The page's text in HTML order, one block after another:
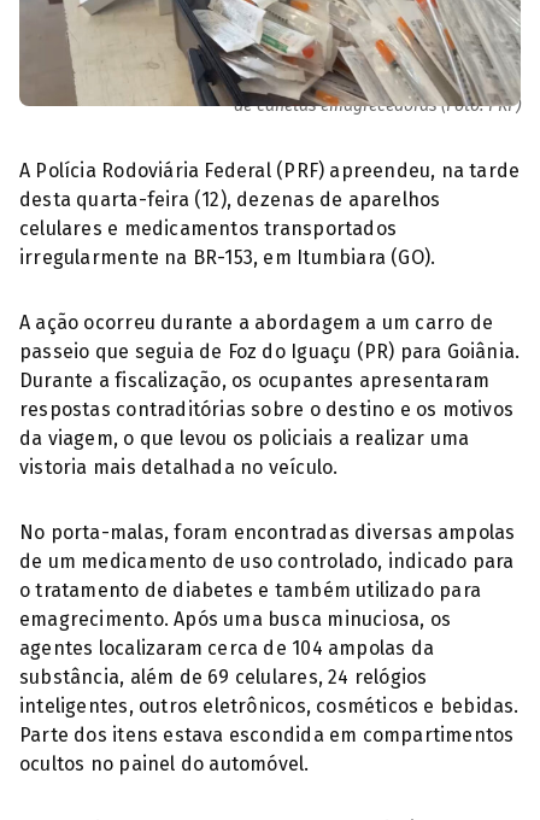
Especialistas do Hugol alertam para os riscos da automedicação
de canetas emagrecedoras (Foto: PRF)
A Polícia Rodoviária Federal (PRF) apreendeu, na tarde
desta quarta-feira (12), dezenas de aparelhos
celulares e medicamentos transportados
irregularmente na BR-153, em Itumbiara (GO).
A ação ocorreu durante a abordagem a um carro de
passeio que seguia de Foz do Iguaçu (PR) para Goiânia.
Durante a fiscalização, os ocupantes apresentaram
respostas contraditórias sobre o destino e os motivos
da viagem, o que levou os policiais a realizar uma
vistoria mais detalhada no veículo.
No porta-malas, foram encontradas diversas ampolas
de um medicamento de uso controlado, indicado para
o tratamento de diabetes e também utilizado para
emagrecimento. Após uma busca minuciosa, os
agentes localizaram cerca de 104 ampolas da
substância, além de 69 celulares, 24 relógios
inteligentes, outros eletrônicos, cosméticos e bebidas.
Parte dos itens estava escondida em compartimentos
ocultos no painel do automóvel.